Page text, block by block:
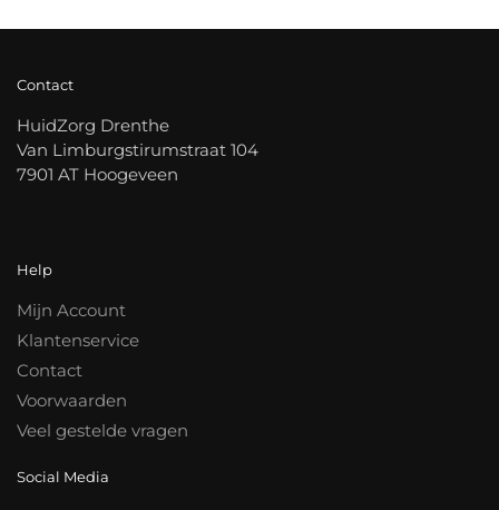
Contact
HuidZorg Drenthe
Van Limburgstirumstraat 104
7901 AT Hoogeveen
Help
Mijn Account
Klantenservice
Contact
Voorwaarden
Veel gestelde vragen
Social Media